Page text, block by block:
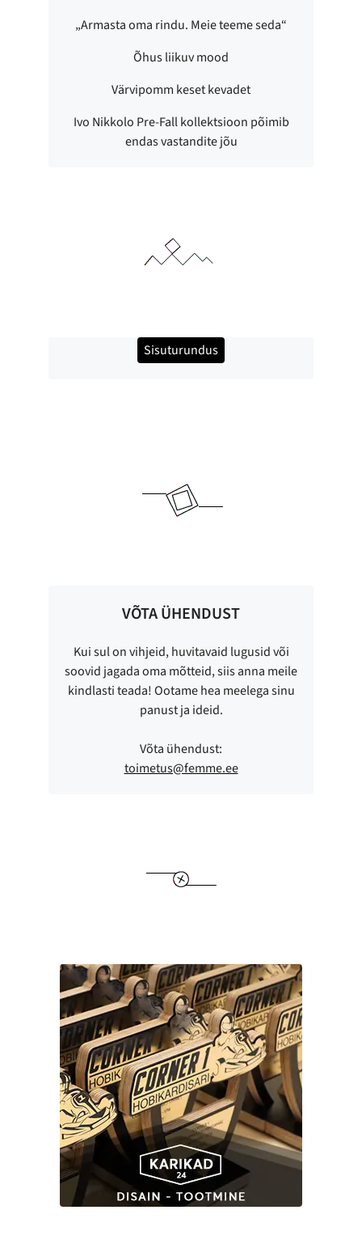
„Armasta oma rindu. Meie teeme seda“
Õhus liikuv mood
Värvipomm keset kevadet
Ivo Nikkolo Pre-Fall kollektsioon põimib
endas vastandite jõu
Sisuturundus
VÕTA ÜHENDUST
Kui sul on vihjeid, huvitavaid lugusid või
soovid jagada oma mõtteid, siis anna meile
kindlasti teada! Ootame hea meelega sinu
panust ja ideid.
Võta ühendust:
toimetus@femme.ee